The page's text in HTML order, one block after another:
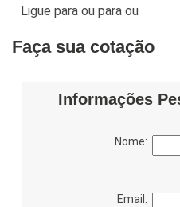
Ligue paraou paraou
Faça sua cotação
Informações
Nome:
Email: